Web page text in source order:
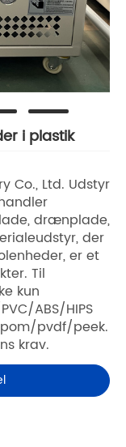
i plastik
Co., Ltd. Udstyr
drænplade,
der
er et
Til
kun
ABS/HIPS
pvdf/peek.
krav.